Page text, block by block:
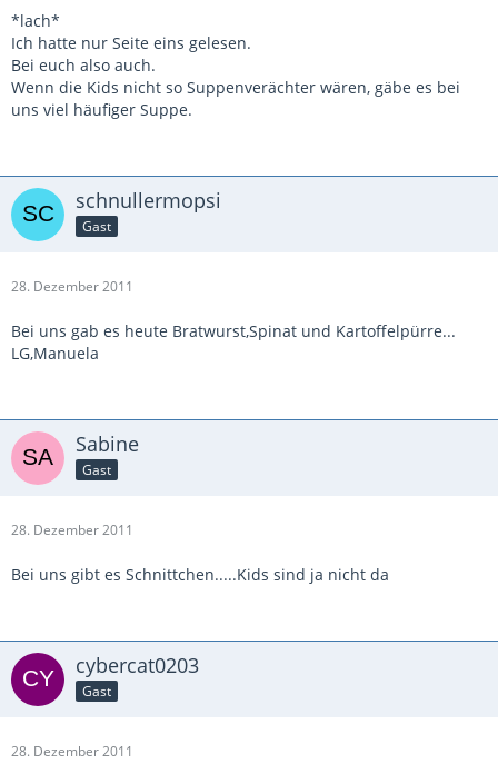
*lach*
Ich hatte nur Seite eins gelesen.
Bei euch also auch.
Wenn die Kids nicht so Suppenverächter wären, gäbe es bei
uns viel häufiger Suppe.
schnullermopsi
Gast
28. Dezember 2011
Bei uns gab es heute Bratwurst,Spinat und Kartoffelpürre...
LG,Manuela
Sabine
Gast
28. Dezember 2011
Bei uns gibt es Schnittchen.....Kids sind ja nicht da
cybercat0203
Gast
28. Dezember 2011